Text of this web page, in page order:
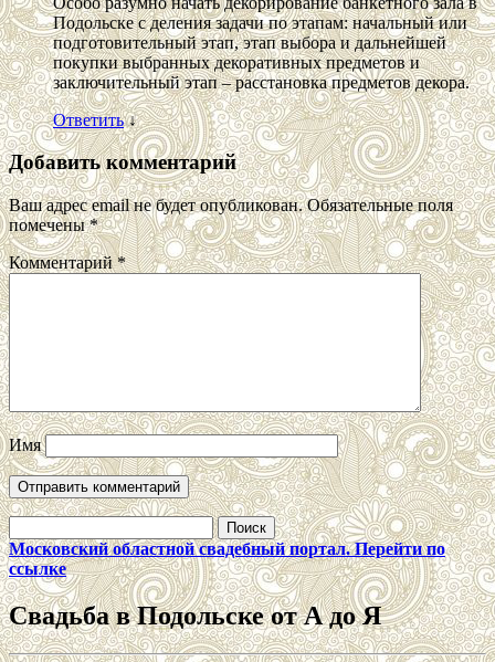
Подольске с деления задачи по этапам: начальный или
подготовительный этап, этап выбора и дальнейшей
покупки выбранных декоративных предметов и
заключительный этап – расстановка предметов декора.
Ответить ↓
Добавить комментарий
Ваш адрес email не будет опубликован. Обязательные поля
помечены*
Комментарий*
Имя
Найти:
Московский областной свадебный портал. Перейти по
ссылке
Свадьба в Подольске от А до Я